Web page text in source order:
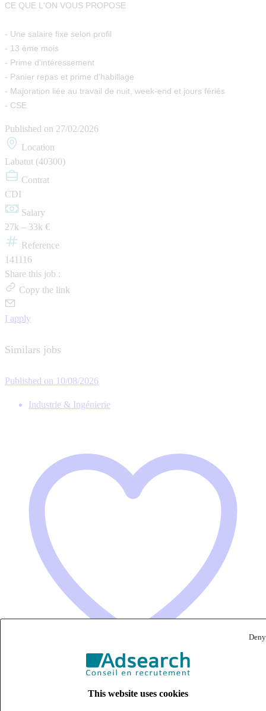
Deny
This website uses cookies
CE QUE L'ON VOUS PROPOSE
- Une salaire fixe selon profil
- 13 ème mois
- Prime d'intéressement
- Panier repas et prime d'habillage
- Majoration liée au travail de nuit, week-end et jours fériés
- CSE
Published on 27/02/2026
Location
Labatut (40300)
Contrat
CDI
Salary
27k – 33k €
Reference
141116
Share this job :
Copy the link
I apply
Similars jobs
Published on 10/08/2026
Industrie & Ingénierie
Technicien de maintenance (H/F)